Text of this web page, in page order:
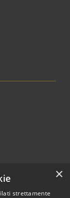
×
strettamente